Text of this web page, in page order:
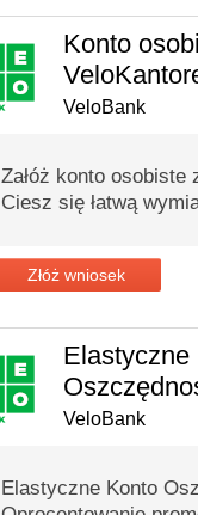
Konto
VeloBank
Załóż konto osobiste
Ciesz się łatwą
Złóż wniosek
Elastyczne
VeloBank
Elastyczne Konto